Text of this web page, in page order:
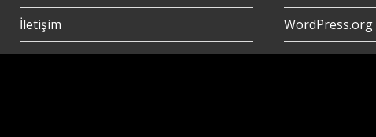
İletişim
WordPress.org